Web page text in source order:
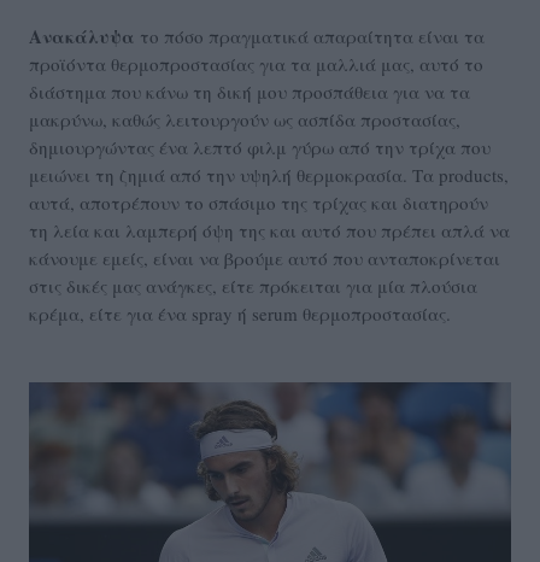
Ανακάλυψα το πόσο πραγματικά απαραίτητα είναι τα
προϊόντα θερμοπροστασίας για τα μαλλιά μας, αυτό το
διάστημα που κάνω τη δική μου προσπάθεια για να τα
μακρύνω, καθώς λειτουργούν ως ασπίδα προστασίας,
δημιουργώντας ένα λεπτό φιλμ γύρω από την τρίχα που
μειώνει τη ζημιά από την υψηλή θερμοκρασία. Τα products,
αυτά, αποτρέπουν το σπάσιμο της τρίχας και διατηρούν
τη λεία και λαμπερή όψη της και αυτό που πρέπει απλά να
κάνουμε εμείς, είναι να βρούμε αυτό που ανταποκρίνεται
στις δικές μας ανάγκες, είτε πρόκειται για μία πλούσια
κρέμα, είτε για ένα spray ή serum θερμοπροστασίας.